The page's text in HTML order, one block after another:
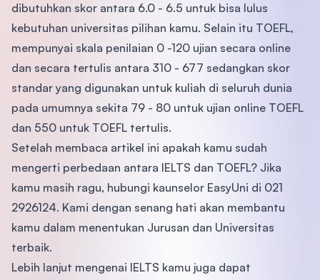
dibutuhkan skor antara 6.0 - 6.5 untuk bisa lulus
kebutuhan universitas pilihan kamu. Selain itu TOEFL,
mempunyai skala penilaian 0 -120 ujian secara online
dan secara tertulis antara 310 - 677 sedangkan skor
standar yang digunakan untuk kuliah di seluruh dunia
pada umumnya sekita 79 - 80 untuk ujian online TOEFL
dan 550 untuk TOEFL tertulis.
Setelah membaca artikel ini apakah kamu sudah
mengerti perbedaan antara IELTS dan TOEFL? Jika
kamu masih ragu, hubungi kaunselor EasyUni di 021
2926124. Kami dengan senang hati akan membantu
kamu dalam menentukan Jurusan dan Universitas
terbaik.
Lebih lanjut mengenai IELTS kamu juga dapat